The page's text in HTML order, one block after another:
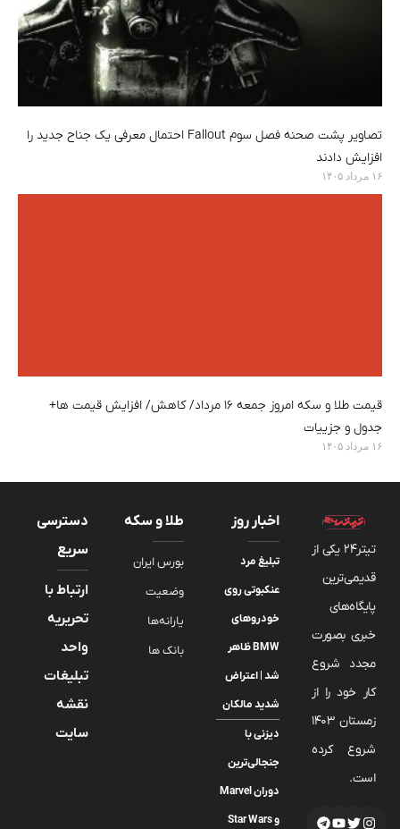
تصاویر پشت صحنه فصل سوم Fallout احتمال معرفی یک جناح جدید را
افزایش دادند
۱۶ مرداد ۱۴۰۵
قیمت طلا و سکه امروز جمعه ۱۶ مرداد/ کاهش/ افزایش قیمت ها+
جدول و جزییات
۱۶ مرداد ۱۴۰۵
تیتر24 یکی از
قدیمی‌ترین
پایگاه‌های
خبری بصورت
مجدد شروع
کار خود را از
زمستان 1403
شروع کرده
است.
اخبار روز
تبلیغ مرد
عنکبوتی روی
خودروهای
BMW ظاهر
شد | اعتراض
شدید مالکان
دیزنی با
جنجالی‌ترین
دوران Marvel
و Star Wars
طلا و سکه
بورس ایران
وضعیت
یارانه‌ها
بانک ها
دسترسی
سریع
ارتباط با
تحریریه
واحد
تبلیغات
نقشه
سایت